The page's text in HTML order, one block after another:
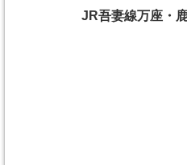
JR吾妻線万座・